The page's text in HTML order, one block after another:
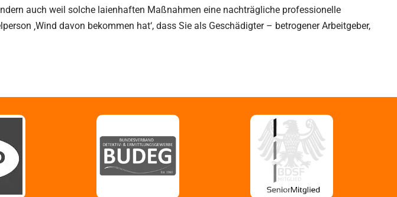
auch weil solche laienhaften Maßnahmen eine nachträgliche professionelle
‚Wind davon bekommen hat‘, dass Sie als Geschädigter – betrogener Arbeitgeber,